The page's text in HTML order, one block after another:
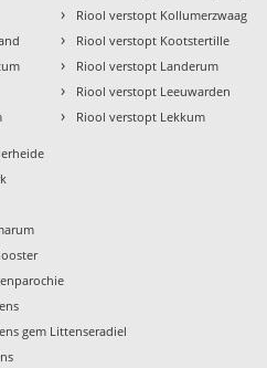
› Riool verstopt Kollumerzwaag
› Riool verstopt Kootstertille
› Riool verstopt Landerum
› Riool verstopt Leeuwarden
› Riool verstopt Lekkum
gem Littenseradiel